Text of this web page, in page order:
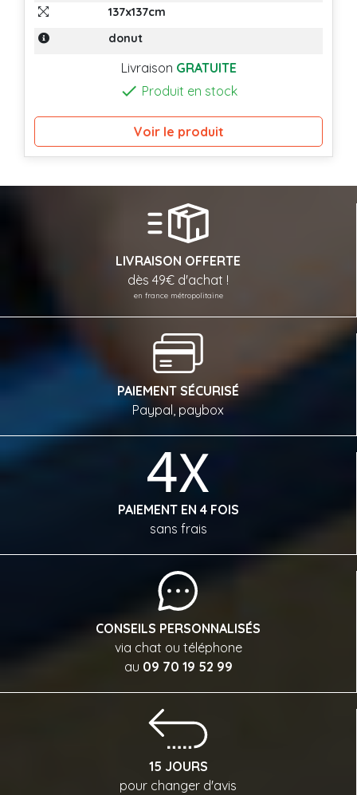
137x137cm
donut
Livraison GRATUITE
 Produit en stock
Voir le produit
LIVRAISON OFFERTE
dès 49€ d'achat !
en france métropolitaine
PAIEMENT SÉCURISÉ
Paypal, paybox
PAIEMENT EN 4 FOIS
sans frais
CONSEILS PERSONNALISÉS
via chat ou téléphone
au 09 70 19 52 99
15 JOURS
pour changer d'avis